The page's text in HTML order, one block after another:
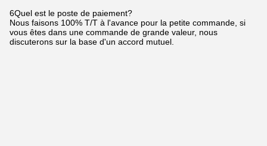
6Quel est le poste de paiement?
Nous faisons 100% T/T à l'avance pour la petite commande, si
vous êtes dans une commande de grande valeur, nous
discuterons sur la base d'un accord mutuel.